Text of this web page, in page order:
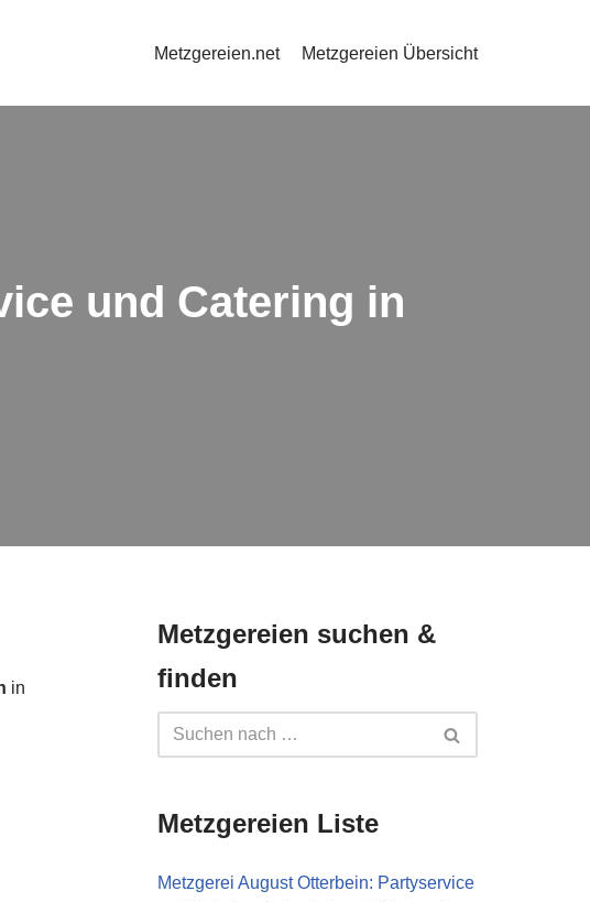
Metzgereien.net Metzgereien Übersicht
und Catering in
in
Metzgereien suchen &
finden
Metzgereien Liste
Metzgerei August Otterbein: Partyservice